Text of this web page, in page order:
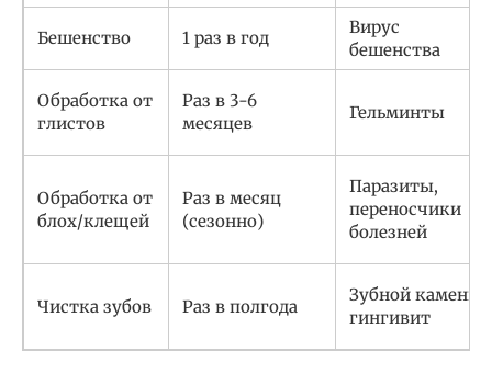
Бешенство 1 раз в год
Вирус
бешенства
Обработка от
глистов
Раз в 3-6
месяцев
Гельминты
Обработка от
блох/клещей
Раз в месяц
(сезонно)
Паразиты,
переносчики
болезней
Чистка зубов Раз в полгода
Зубной камень,
гингивит